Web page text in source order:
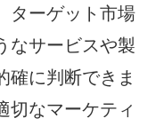
ターゲット市場
なサービスや製
確に判断できま
切なマーケティ